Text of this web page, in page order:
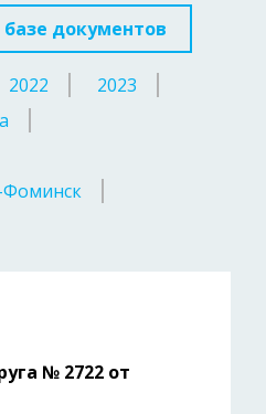
базе документов
2022
2023
Фоминск
№ 2722 от